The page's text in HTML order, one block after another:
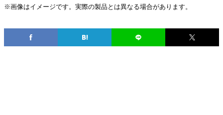
※画像はイメージです。実際の製品とは異なる場合があります。